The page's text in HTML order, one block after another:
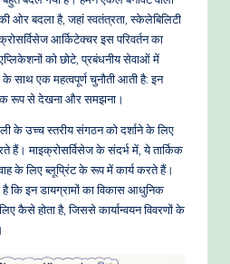
ओर बदला है, जहां स्वतंत्रता, स्केलेबिलिटी
आर्किटेक्चर इस परिवर्तन का
को छोटे, प्रबंधनीय सेवाओं में
साथ एक महत्वपूर्ण चुनौती आती है: इन
रूप से देखना और समझना।
के उच्च स्तरीय संगठन को दर्शाने के लिए
हैं। माइक्रोसर्विसेज के संदर्भ में, ये तार्किक
के लिए ब्लूप्रिंट के रूप में कार्य करते हैं।
है कि इन डायग्रामों का विकास आधुनिक
कैसे होता है, जिससे कार्यान्वयन विवरणों के